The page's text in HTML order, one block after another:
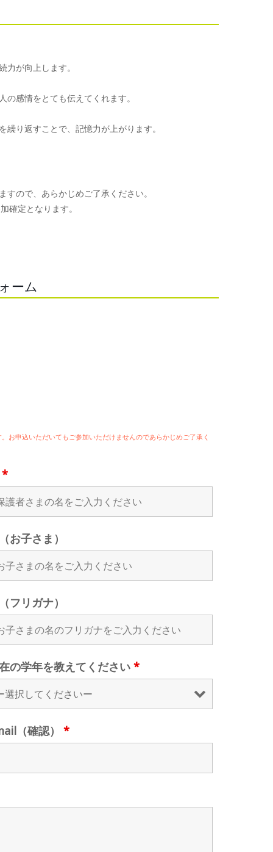
が向上します。
感情をとても伝えてくれます。
り返すことで、記憶力が上がります。
ので、あらかじめご了承ください。
確定となります。
ーム
お申込いただいてもご参加いただけませんのであらかじめご了承く
*
お子さま）
フリガナ）
の学年を教えてください*
（確認）*